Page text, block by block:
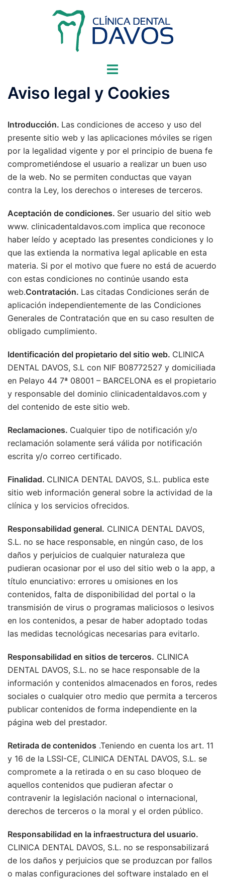
Alternar
Aviso legal y Cookies
Introducción. Las condiciones de acceso y uso del
presente sitio web y las aplicaciones móviles se rigen
por la legalidad vigente y por el principio de buena fe
comprometiéndose el usuario a realizar un buen uso
de la web. No se permiten conductas que vayan
contra la Ley, los derechos o intereses de terceros.
Aceptación de condiciones. Ser usuario del sitio web
www. clinicadentaldavos.com implica que reconoce
haber leído y aceptado las presentes condiciones y lo
que las extienda la normativa legal aplicable en esta
materia. Si por el motivo que fuere no está de acuerdo
con estas condiciones no continúe usando esta
web.Contratación. Las citadas Condiciones serán de
aplicación independientemente de las Condiciones
Generales de Contratación que en su caso resulten de
obligado cumplimiento.
Identificación del propietario del sitio web. CLINICA
DENTAL DAVOS, S.L con NIF B08772527 y domiciliada
en Pelayo 44 7ª 08001 – BARCELONA es el propietario
y responsable del dominio clinicadentaldavos.com y
del contenido de este sitio web.
Reclamaciones. Cualquier tipo de notificación y/o
reclamación solamente será válida por notificación
escrita y/o correo certificado.
Finalidad. CLINICA DENTAL DAVOS, S.L. publica este
sitio web información general sobre la actividad de la
clínica y los servicios ofrecidos.
Responsabilidad general. CLINICA DENTAL DAVOS,
S.L. no se hace responsable, en ningún caso, de los
daños y perjuicios de cualquier naturaleza que
pudieran ocasionar por el uso del sitio web o la app, a
título enunciativo: errores u omisiones en los
contenidos, falta de disponibilidad del portal o la
transmisión de virus o programas maliciosos o lesivos
en los contenidos, a pesar de haber adoptado todas
las medidas tecnológicas necesarias para evitarlo.
Responsabilidad en sitios de terceros. CLINICA
DENTAL DAVOS, S.L. no se hace responsable de la
información y contenidos almacenados en foros, redes
sociales o cualquier otro medio que permita a terceros
publicar contenidos de forma independiente en la
página web del prestador.
Retirada de contenidos .Teniendo en cuenta los art. 11
y 16 de la LSSI-CE, CLINICA DENTAL DAVOS, S.L. se
compromete a la retirada o en su caso bloqueo de
aquellos contenidos que pudieran afectar o
contravenir la legislación nacional o internacional,
derechos de terceros o la moral y el orden público.
Responsabilidad en la infraestructura del usuario.
CLINICA DENTAL DAVOS, S.L. no se responsabilizará
de los daños y perjuicios que se produzcan por fallos
o malas configuraciones del software instalado en el